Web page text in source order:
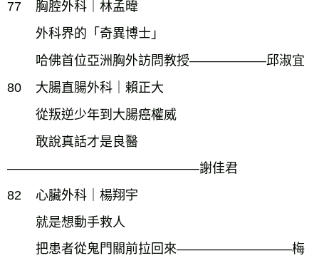
77
胸腔外科｜林孟暐
外科界的「奇異博士」
哈佛首位亞洲胸外訪問教授――――――邱淑宜
80
大腸直腸外科｜賴正大
從叛逆少年到大腸癌權威
敢說真話才是良醫
―――――――――――――――謝佳君
82
心臟外科｜楊翔宇
就是想動手救人
把患者從鬼門關前拉回來―――――――――梅